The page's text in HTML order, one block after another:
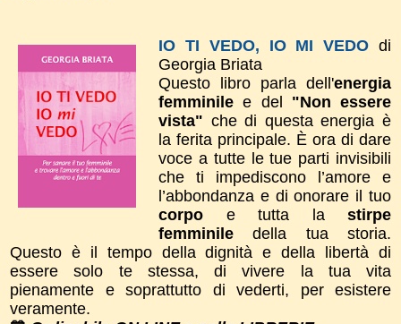
IO TI VEDO, IO MI VEDO di
Georgia Briata
Questo libro parla dell'energia
femminilee del "Non essere
vista" che di questa energia è
la ferita principale. È ora di dare
voce a tutte le tue parti invisibili
che ti impediscono l’amore e
l’abbondanza e di onorare il tuo
corpo e tutta la stirpe
femminile della tua storia.
Questo è il tempo della dignità e della libertà di
essere solo te stessa, di vivere la tua vita
pienamente e soprattutto di vederti, per esistere
veramente.